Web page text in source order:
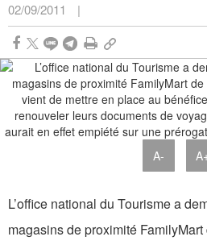
02/09/2011 |
A-
L’office national du Tourisme a
magasins de proximité